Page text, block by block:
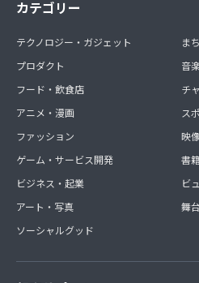
て薬とは体を治すものではなく
体を治すのも、心をあるべき姿
なた自身。
森のうた処方箋は、歌があなた
うに作る、あなただけの歌です。
★出来上がった楽曲が送られま
上げ、CD-Rに焼いてお送りしま
毎月違う歌を贈らせていただきま
【日時】毎月のオンラインの日
カテゴリー
テクノロジー・ガジェット
プロダクト
フード・飲食店
アニメ・漫画
ファッション
ゲーム・サービス開発
ビジネス・起業
アート・写真
ソーシャルグッド
ま
音
チ
ス
映
書
ビ
舞